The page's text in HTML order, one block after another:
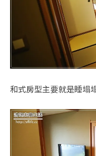
和式房型主要就是睡塌